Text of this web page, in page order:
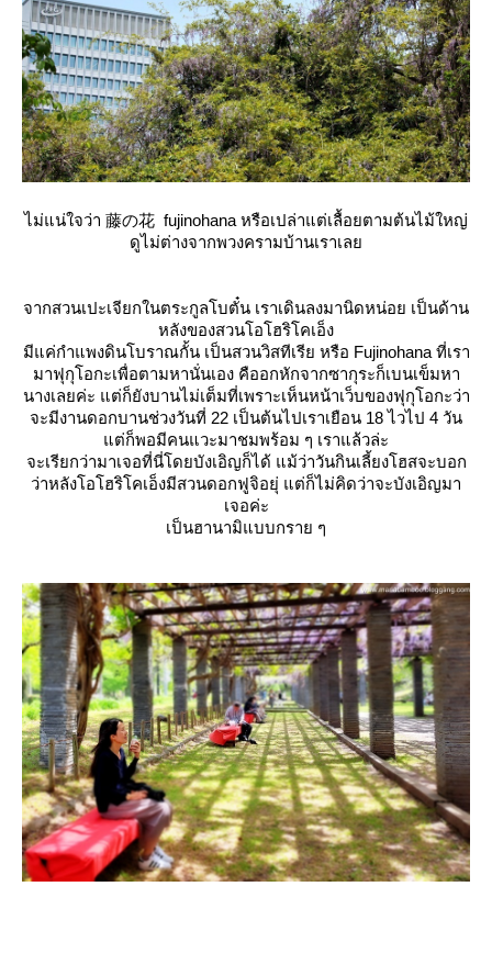
ไม่แน่ใจว่า 藤の花 fujinohana หรือเปล่าแต่เลื้อยตามต้นไม้ใหญ่
ดูไม่ต่างจากพวงครามบ้านเราเล
จากสวนเปะเจียกในตระกูลโบตั๋น เราเดินลงมานิดหน่อย เป็นด้าน
หลังของสวนโอโฮริโคเอ็ง
มีแค่กำแพงดินโบราณกั้น เป็นสวนวิสทีเรีย หรือ Fujinohana ที่เรา
มาฟุกุโอกะเพื่อตามหานั่นเอง คืออกหักจากซากุระก็เบนเข็มหา
นางเลยค่ะ แต่ก็ยังบานไม่เต็มที่เพราะเห็นหน้าเว็บของฟุกุโอกะว่า
จะมีงานดอกบานช่วงวันที่ 22 เป็นต้นไปเราเยือน 18 ไวไป 4 วัน
ต่ก็พอมีคนแวะมาชมพร้อม ๆ เราแล้วล่ะ
จะเรียกว่ามาเจอที่นี่โดยบังเอิญก็ได้ แม้ว่าวันกินเลี้ยงโฮสจะบอก
ว่าหลังโอโฮริโคเอ็งมีสวนดอกฟูจิอยุ่ แต่ก็ไม่คิดว่าจะบังเอิญมา
เจอค่ะ
เป็นฮานามิแบบกราย ๆ